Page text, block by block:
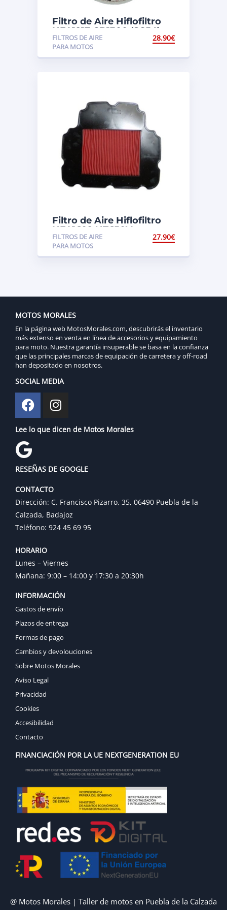
Filtro de Aire Hiflofiltro
HFA1917 CB1300 (SC54)
FILTROS DE AIRE
PARA MOTOS
28.90€
Filtro de Aire Hiflofiltro
HFA1609 NT650V
Deauville (RC47)
FILTROS DE AIRE
PARA MOTOS
27.90€
MOTOS MORALES
En la página web MotosMorales.com, descubrirás el inventario
más extenso en venta en línea de accesorios y equipamiento
para moto. Nuestra garantía insuperable se basa en la confianza
que las principales marcas de equipación de carretera y off-road
han depositado en nosotros.
SOCIAL MEDIA
Lee lo que dicen de Motos Morales
RESEÑAS DE GOOGLE
CONTACTO
Dirección: C. Francisco Pizarro, 35, 06490 Puebla de la
Calzada, Badajoz
Teléfono: 924 45 69 95
HORARIO
Lunes – Viernes
Mañana: 9:00 – 14:00 y 17:30 a 20:30h
INFORMACIÓN
Gastos de envío
Plazos de entrega
Formas de pago
Cambios y devolouciones
Sobre Motos Morales
Aviso Legal
Privacidad
Cookies
Accesibilidad
Contacto
FINANCIACIÓN POR LA UE NEXTGENERATION EU
@ Motos Morales | Taller de motos en Puebla de la Calzada